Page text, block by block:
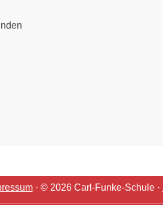
· © 2026 Carl-Funke-Schule ·